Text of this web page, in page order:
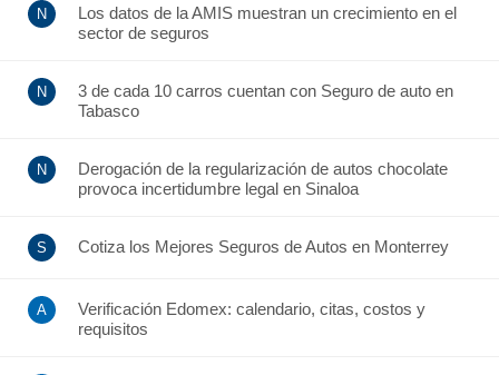
Los datos de la AMIS muestran un crecimiento en el
sector de seguros
3 de cada 10 carros cuentan con Seguro de auto en
Tabasco
Derogación de la regularización de autos chocolate
provoca incertidumbre legal en Sinaloa
Cotiza los Mejores Seguros de Autos en Monterrey
Verificación Edomex: calendario, citas, costos y
requisitos